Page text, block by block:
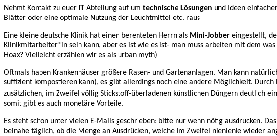
Nehmt Kontakt zu euer IT Abteilung auf um technische Lösungen und Ideen
Blätter oder eine optimale Nutzung der Leuchtmittel etc. raus
Eine kleine deutsche Klinik hat einen berenteten Herrn als Mini-Jobber eingestellt,
Klinikmitarbeiter*in sein kann, aber es ist wie es ist- man muss arbeiten mit dem
Hoax? Vielleicht erzählen wir es als urban myth)
Oftmals haben Krankenhäuser größere Rasen- und Gartenanlagen. Man kann
suffizient kompostieren kann), es gibt allerdings noch eine andere Möglichkeit. Durch
zusätzlichen, im Zweifel völlig Stickstoff-überladenen künstlichen Düngern deutlich
somit gibt es auch monetäre Vorteile.
Es steht schon unter vielen E-Mails geschrieben: bitte nur wenn nötig ausdrucken.
beinahe täglich, ob die Menge an Ausdrücken, welche im Zweifel nienienie wieder